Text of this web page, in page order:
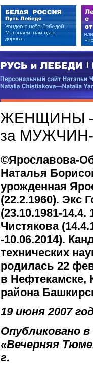
РУСЬ и ЛЕБЕДИ | RUSI —
Персональный сайт Натальи
ЖЕНЩИНЫ
за
©Ярославова-
Наталья
урожденная
(22.2.1960). Экс
(23.10.1981-14.4.
Чистякова
-10.06.2014).
технических
родилась 22
в Нефтекамске,
района
19 июня 2007
Опубликовано
«Вечерняя
г.